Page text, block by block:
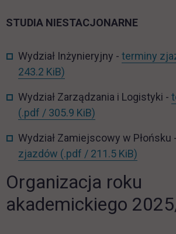
STUDIA NIESTACJONARNE
Wydział Inżynieryjny - terminy
243.2 KiB)
Wydział Zarządzania i Logistyki -
(.pdf / 305.9 KiB)
Wydział Zamiejscowy w Płońsku -
zjazdów (.pdf / 211.5 KiB)
Organizacja roku
akademickiego